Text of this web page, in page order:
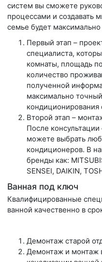
систем вы сможете
процессами и создавать
семье будет
Первый этап –
специалиста,
комнаты, площадь
количество
полученной
максимально
кондиционирования
Второй этап –
После
можете выбрать
кондиционеров. В
бренды как:
SENSEI, DAIKIN,
Ванная под ключ
Квалифицированные
ванной качественно в
Демонтаж старой
Демонтаж и монтаж